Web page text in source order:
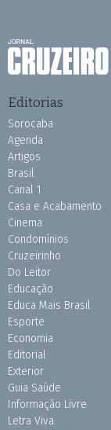
Editorias
Sorocaba
Agenda
Artigos
Brasil
Canal 1
Casa e Acabamento
Cinema
Condomínios
Cruzeirinho
Do Leitor
Educação
Educa Mais Brasil
Esporte
Economia
Editorial
Exterior
Guia Saúde
Informação Livre
Letra Viva